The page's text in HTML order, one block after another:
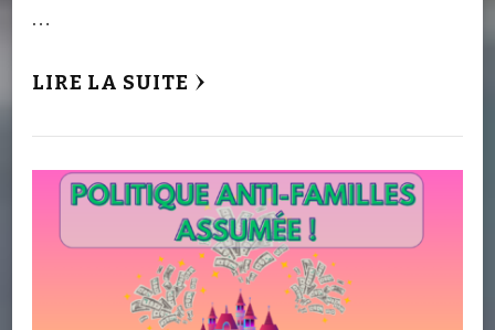
…
LIRE LA SUITE